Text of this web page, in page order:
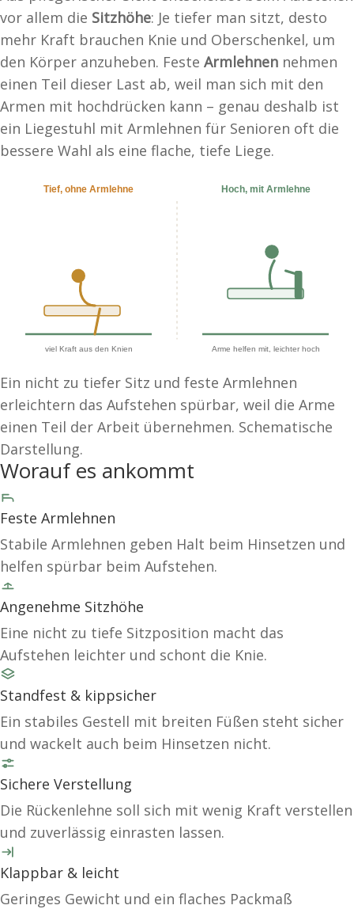
vor allem die Sitzhöhe: Je tiefer man sitzt, desto
mehr Kraft brauchen Knie und Oberschenkel, um
den Körper anzuheben. Feste Armlehnen nehmen
einen Teil dieser Last ab, weil man sich mit den
Armen mit hochdrücken kann – genau deshalb ist
ein Liegestuhl mit Armlehnen für Senioren oft die
bessere Wahl als eine flache, tiefe Liege.
Tief, ohne Armlehne
viel Kraft aus den Knien
Hoch, mit Armlehne
Arme helfen mit, leichter hoch
Ein nicht zu tiefer Sitz und feste Armlehnen
erleichtern das Aufstehen spürbar, weil die Arme
einen Teil der Arbeit übernehmen. Schematische
Darstellung.
Worauf es ankommt
Feste Armlehnen
Stabile Armlehnen geben Halt beim Hinsetzen und
helfen spürbar beim Aufstehen.
Angenehme Sitzhöhe
Eine nicht zu tiefe Sitzposition macht das
Aufstehen leichter und schont die Knie.
Standfest & kippsicher
Ein stabiles Gestell mit breiten Füßen steht sicher
und wackelt auch beim Hinsetzen nicht.
Sichere Verstellung
Die Rückenlehne soll sich mit wenig Kraft verstellen
und zuverlässig einrasten lassen.
Klappbar & leicht
Geringes Gewicht und ein flaches Packmaß